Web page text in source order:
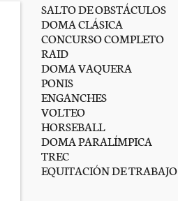
SALTO DE OBSTÁCULOS
DOMA CLÁSICA
CONCURSO COMPLETO
RAID
DOMA VAQUERA
PONIS
ENGANCHES
VOLTEO
HORSEBALL
DOMA PARALÍMPICA
TREC
EQUITACIÓN DE TRABAJO